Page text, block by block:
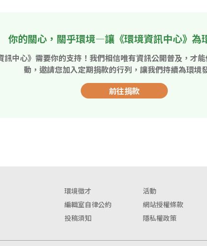
你的關心，關乎環境—讓《環境資訊中心》為
訊中心》需要你的支持！我們相信唯有資訊公開普及，才
動，邀請您加入定期捐款的行列，讓我們持續為環境
前往捐款
環境徵才 活動
編輯室自律公約
網站授權條款
投稿須知
隱私權政策